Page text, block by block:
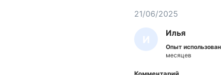
И
Л
Илья
Опыт
месяцев
21/06/2025
Комментарий